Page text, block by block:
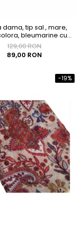
dama, tip sal , mare,
bleumarine cu
forme, 90x180 cm
129,00 RON
89,00 RON
-19%